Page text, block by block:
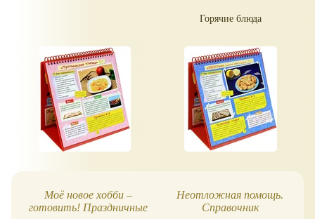
Горячие блюда
Моё новое хобби –
готовить! Праздничные
Неотложная помощь.
Справочник